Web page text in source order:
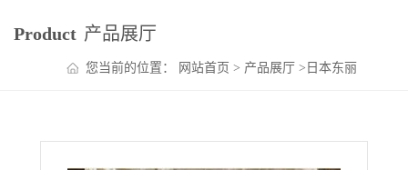
Product 产品展厅
您当前的位置： 网站首页 > 产品展厅 > 日本东丽